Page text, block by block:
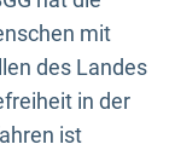
mit
des Landes
in der
ist